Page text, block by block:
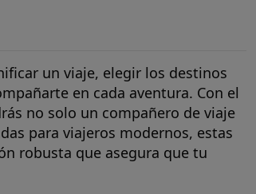
un viaje, elegir los destinos
en cada aventura. Con el
no solo un compañero de viaje
para viajeros modernos, estas
robusta que asegura que tu